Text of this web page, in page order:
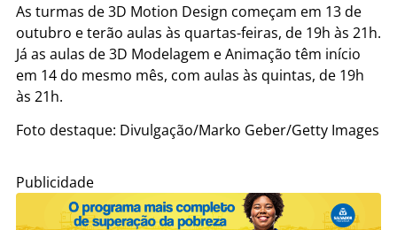
As turmas de 3D Motion Design começam em 13 de
outubro e terão aulas às quartas-feiras, de 19h às 21h.
Já as aulas de 3D Modelagem e Animação têm início
em 14 do mesmo mês, com aulas às quintas, de 19h
às 21h.
Foto destaque: Divulgação/Marko Geber/Getty Images
Publicidade